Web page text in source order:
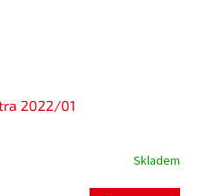
2022/01
Skladem